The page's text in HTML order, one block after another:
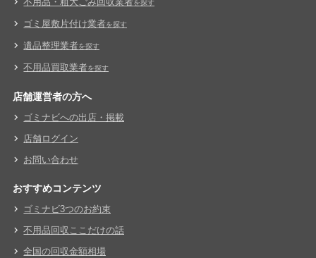
を探す
ゴミ屋敷片付け業者を探す
遺品整理業者を探す
不用品買取業者を探す
店舗運営者の方へ
ゴミナビへの出店・掲載
店舗ログイン
お問い合わせ
おすすめコンテンツ
ゴミナビ3つのお約束
不用品回収ここだけの話
全国の回収金額相場